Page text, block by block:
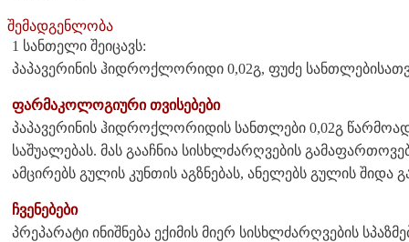
შემადგენლობა
1 სანთელი შეიცავს:
პაპავერინის ჰიდროქლორიდი 0,02გ, ფუძე
ფარმაკოლოგიური თვისებები
პაპავერინის ჰიდროქლორიდის სანთლები 0,02გ
საშუალებას. მას გააჩნია სისხლძარღვების
ამცირებს გულის კუნთის აგზნებას, ანელებს გულის შიდა
ჩვენებები
პრეპარატი ინიშნება ექიმის მიერ სისხლძარღვების